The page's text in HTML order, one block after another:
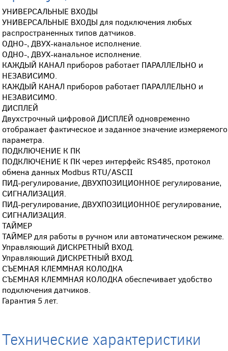
УНИВЕРСАЛЬНЫЕ ВХОДЫ
УНИВЕРСАЛЬНЫЕ ВХОДЫ для подключения любых
распространенных типов датчиков.
ОДНО-, ДВУХ-канальное исполнение.
ОДНО-, ДВУХ-канальное исполнение.
КАЖДЫЙ КАНАЛ приборов работает ПАРАЛЛЕЛЬНО и
НЕЗАВИСИМО.
КАЖДЫЙ КАНАЛ приборов работает ПАРАЛЛЕЛЬНО и
НЕЗАВИСИМО.
ДИСПЛЕЙ
Двухстрочный цифровой ДИСПЛЕЙ одновременно
отображает фактическое и заданное значение измеряемого
параметра.
ПОДКЛЮЧЕНИЕ К ПК
ПОДКЛЮЧЕНИЕ К ПК через интерфейс RS485, протокол
обмена данных Modbus RTU/ASCII
ПИД-регулирование, ДВУХПОЗИЦИОННОЕ регулирование,
СИГНАЛИЗАЦИЯ.
ПИД-регулирование, ДВУХПОЗИЦИОННОЕ регулирование,
СИГНАЛИЗАЦИЯ.
ТАЙМЕР
ТАЙМЕР для работы в ручном или автоматическом режиме.
Управляющий ДИСКРЕТНЫЙ ВХОД.
Управляющий ДИСКРЕТНЫЙ ВХОД.
СЪЕМНАЯ КЛЕММНАЯ КОЛОДКА
СЪЕМНАЯ КЛЕММНАЯ КОЛОДКА обеспечивает удобство
подключения датчиков.
Гарантия 5 лет.
Технические характеристики